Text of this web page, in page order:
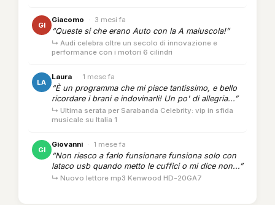
GI
Giacomo · 3 mesi fa
“Queste si che erano Auto con la A maiuscola!”
↳ Audi celebra oltre un secolo di innovazione e
performance con i motori 6 cilindri
LA
Laura · 1 mese fa
“È un programma che mi piace tantissimo, e bello
ricordare i brani e indovinarli! Un po' di allegria...”
↳ Ultima serata per Sarabanda Celebrity: vip in sfida
musicale su Italia 1
GI
Giovanni · 1 mese fa
“Non riesco a farlo funsionare funsiona solo con
lataco usb quando metto le cuffici o mi dice non...”
↳ Nuovo lettore mp3 Kenwood HD-20GA7